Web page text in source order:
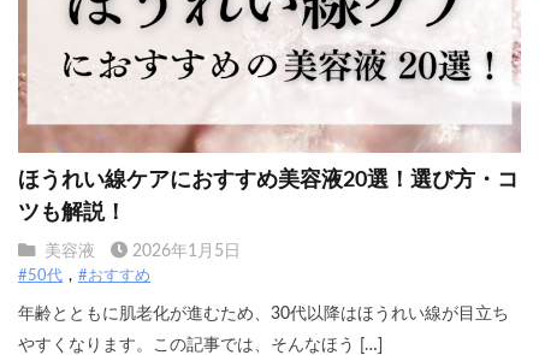
ほうれい線ケアにおすすめ美容液20選！選び方・コ
ツも解説！
美容液 2026年1月5日
#50代 #おすすめ
年齢とともに肌老化が進むため、30代以降はほうれい線が目立ち
やすくなります。この記事では、そんなほう […]